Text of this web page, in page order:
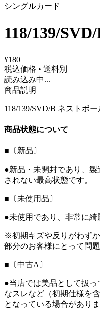
シングルカード
118/139/
¥180
税込価格 • 送料別
読み込み中...
商品説明
118/139/SVD/B ネストボー
商品状態について
■〔新品〕
●新品・未開封であり、
されない最高状態です。
■〔未使用品〕
●未使用であり、非常に綺
※初期キズや反りがわず
部分のお客様にとって問
■〔中古A〕
●当店では美品として扱
なスレなど（初期仕様を
となっている場合がありま